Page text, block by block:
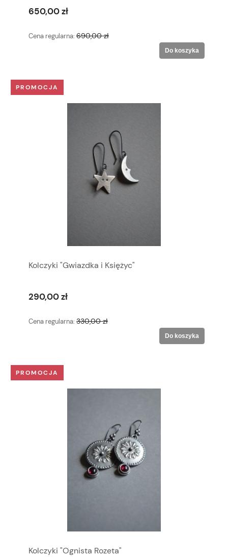
650,00 zł
Cena regularna: 690,00 zł
Do koszyka
Kolczyki "Gwiazdka i Księżyc"
290,00 zł
Cena regularna: 330,00 zł
Do koszyka
PROMOCJA
Kolczyki "Ognista Rozeta"
PROMOCJA